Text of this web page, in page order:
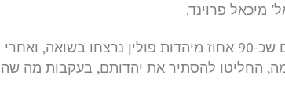
מיכאל פרוינד.
מיכאל פרוינד: "טוב. אנחנו יודעים שכ-90 אחוז מיהדות פולין
שמה, החליטו להסתיר את יהדותם, בעקבות מה